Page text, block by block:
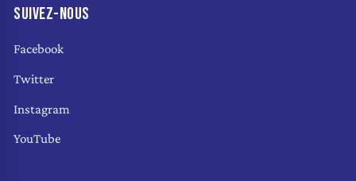
SUIVEZ-NOUS
Facebook
Twitter
Instagram
YouTube